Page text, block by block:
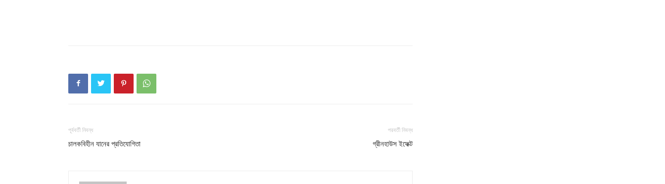
পূর্ববর্তী নিবন্ধ
চালকবিহীন যানের প্রতিযোগিতা
পরবর্তী নিবন্ধ
গ্রীনহাউস ইফেক্ট